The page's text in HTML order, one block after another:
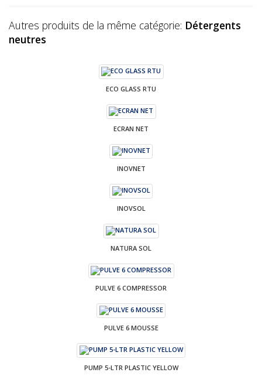
Autres produits de la même catégorie: Détergents
neutres
ECO GLASS RTU
ECRAN NET
INOVNET
INOVSOL
NATURA SOL
PULVE 6 COMPRESSOR
PULVE 6 MOUSSE
PUMP 5-LTR PLASTIC YELLOW